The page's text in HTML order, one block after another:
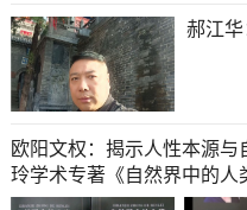
郝江
欧阳文权：揭示人性本源
玲学术专著《自然界中的人